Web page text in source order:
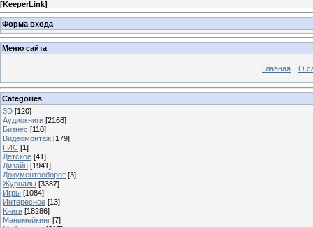
[KeeperLink]
Форма входа
Меню сайта
Главная О
Categories
3D [120]
Аудиокниги [2168]
Бизнес [110]
Видеомонтаж [179]
ГИС [1]
Детское [41]
Дизайн [1941]
Документооборот [3]
Журналы [3387]
Игры [1084]
Интересное [13]
Книги [18286]
Манимейкинг [7]